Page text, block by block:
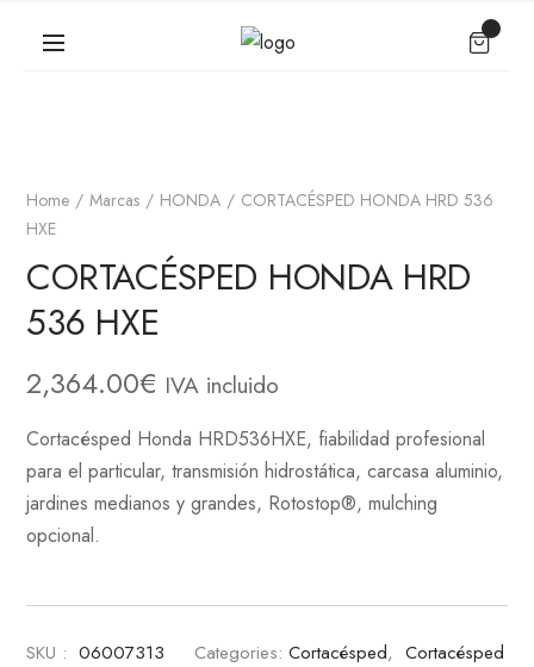
Home Marcas HONDA
CORTACÉSPED HONDA HRD 536
HXE
CORTACÉSPED HONDA HRD
536 HXE
2,364.00€ IVA incluido
Cortacésped Honda HRD536HXE, fiabilidad profesional
para el particular, transmisión hidrostática, carcasa aluminio,
jardines medianos y grandes, Rotostop®, mulching
opcional.
SKU : 06007313 Categories: Cortacésped, Cortacésped